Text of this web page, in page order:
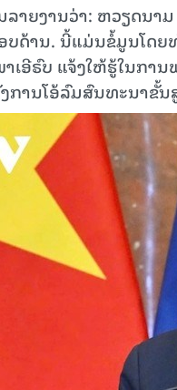
າຍງານວ່າ: ຫວຽດນ
ດ້ານ. ນີ້ແມ່ນຂໍ້ມູນໂດ
ເອີຣົບ ແຈ້ງໃຫ້ຮູ້ໃນກ
ານໂອ້ລົມສົນທະນາຂັ້ນ